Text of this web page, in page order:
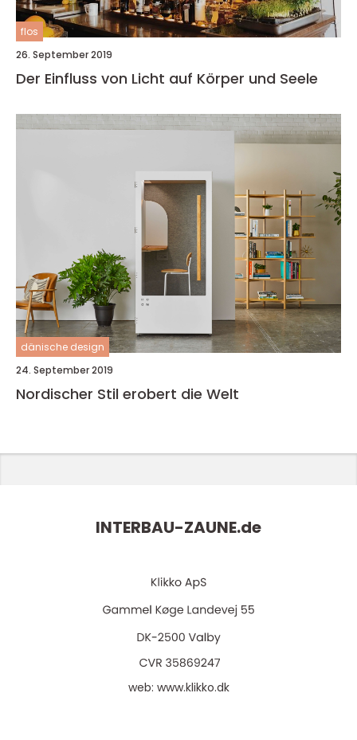
flos
26. September 2019
Der Einfluss von Licht auf Körper und Seele
dänische design
24. September 2019
Nordischer Stil erobert die Welt
INTERBAU-ZAUNE.de
web: www.klikko.dk